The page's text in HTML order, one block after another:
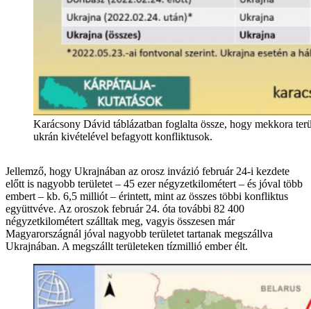
Karácsony Dávid táblázatban foglalta össze, hogy mekkora
ukrán kivételével befagyott konfliktusok.
Jellemző, hogy Ukrajnában az orosz invázió február 24-i kezdete
előtt is nagyobb területet – 45 ezer négyzetkilométert – és jóval több
embert – kb. 6,5 milliót – érintett, mint az összes többi konfliktus
együttvéve. Az oroszok február 24. óta további 82 400
négyzetkilométert szálltak meg, vagyis összesen már
Magyarországnál jóval nagyobb területet tartanak megszállva
Ukrajnában. A megszállt területeken tízmillió ember élt.